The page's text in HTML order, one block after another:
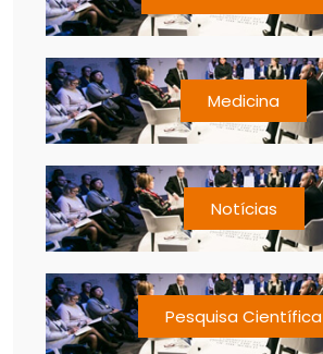
Medicina
Notícias
Pesquisa Científica